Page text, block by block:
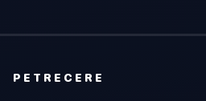
PETRECERE